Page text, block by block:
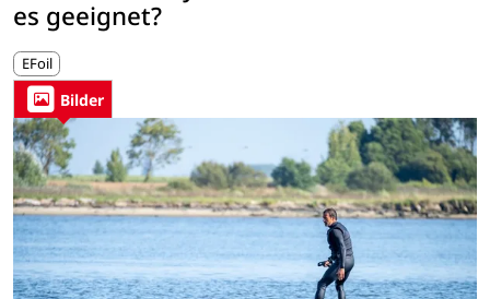
es geeignet?
EFoil
Bilder